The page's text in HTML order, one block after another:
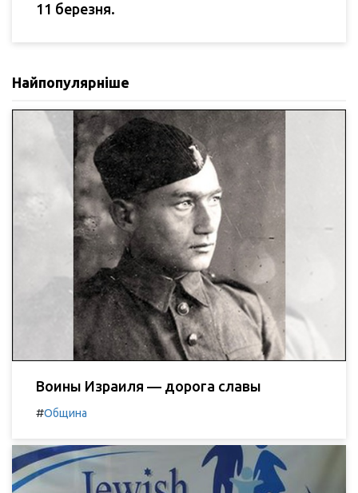
11 березня.
Найпопулярніше
Воины Израиля — дорога славы
#Община